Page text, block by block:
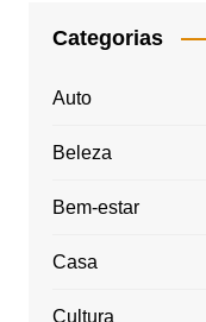
Categorias
Auto
Beleza
Bem-estar
Casa
Cultura